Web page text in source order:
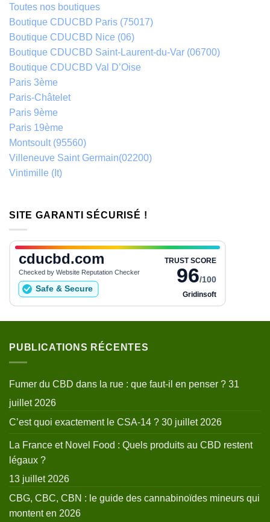
Toutes nos boutiques
Boutique CDUCBD Paris (75017)
Boutique CDUCBD Nice (06)
Boutique CDUCBD Saint-Laurent-du-Var (06700)
Boutique CDUCBD Val D’Oise
Paris 3ème
Paris-Châtelet
Paris 9ème
Paris 19ème
Montsoult (95560)
Villeneuve Saint Germain(02200)
Vintimille (It)
SITE GARANTI SÉCURISÉ !
PUBLICATIONS RÉCENTES
Fumer du CBD dans la rue : que faut-il en penser ? 31
juillet 2026
C’est quoi exactement le CSA-14 ? 30 juillet 2026
La France et Novel Food : Quels produits au CBD restent
légaux ?
13 juillet 2026
CBG, CBC, CBN : le guide des cannabinoïdes mineurs qui
montent en 2026